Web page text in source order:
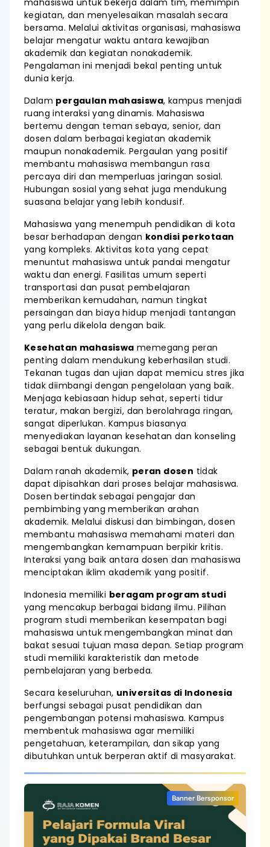
mahasiswa untuk bekerja dalam tim, memimpin
kegiatan, dan menyelesaikan masalah secara
bersama. Melalui aktivitas organisasi, mahasiswa
belajar mengatur waktu antara kewajiban
akademik dan kegiatan nonakademik.
Pengalaman ini menjadi bekal penting untuk
dunia kerja.
Dalam pergaulan mahasiswa, kampus menjadi
ruang interaksi yang dinamis. Mahasiswa
bertemu dengan teman sebaya, senior, dan
dosen dalam berbagai kegiatan akademik
maupun nonakademik. Pergaulan yang positif
membantu mahasiswa membangun rasa
percaya diri dan memperluas jaringan sosial.
Hubungan sosial yang sehat juga mendukung
suasana belajar yang lebih kondusif.
Mahasiswa yang menempuh pendidikan di kota
besar berhadapan dengan kondisi perkotaan
yang kompleks. Aktivitas kota yang cepat
menuntut mahasiswa untuk pandai mengatur
waktu dan energi. Fasilitas umum seperti
transportasi dan pusat pembelajaran
memberikan kemudahan, namun tingkat
persaingan dan biaya hidup menjadi tantangan
yang perlu dikelola dengan baik.
Kesehatan mahasiswa memegang peran
penting dalam mendukung keberhasilan studi.
Tekanan tugas dan ujian dapat memicu stres jika
tidak diimbangi dengan pengelolaan yang baik.
Menjaga kebiasaan hidup sehat, seperti tidur
teratur, makan bergizi, dan berolahraga ringan,
sangat diperlukan. Kampus biasanya
menyediakan layanan kesehatan dan konseling
sebagai bentuk dukungan.
Dalam ranah akademik, peran dosen tidak
dapat dipisahkan dari proses belajar mahasiswa.
Dosen bertindak sebagai pengajar dan
pembimbing yang memberikan arahan
akademik. Melalui diskusi dan bimbingan, dosen
membantu mahasiswa memahami materi dan
mengembangkan kemampuan berpikir kritis.
Interaksi yang baik antara dosen dan mahasiswa
menciptakan iklim akademik yang positif.
Indonesia memiliki beragam program studi
yang mencakup berbagai bidang ilmu. Pilihan
program studi memberikan kesempatan bagi
mahasiswa untuk mengembangkan minat dan
bakat sesuai tujuan masa depan. Setiap program
studi memiliki karakteristik dan metode
pembelajaran yang berbeda.
Secara keseluruhan, universitas di Indonesia
berfungsi sebagai pusat pendidikan dan
pengembangan potensi mahasiswa. Kampus
membentuk mahasiswa agar memiliki
pengetahuan, keterampilan, dan sikap yang
dibutuhkan untuk berperan aktif di masyarakat.
Banner Bersponsor